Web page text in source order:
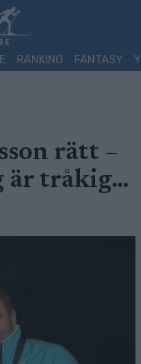
RANKING FANTASY
rätt –
är tråkig…